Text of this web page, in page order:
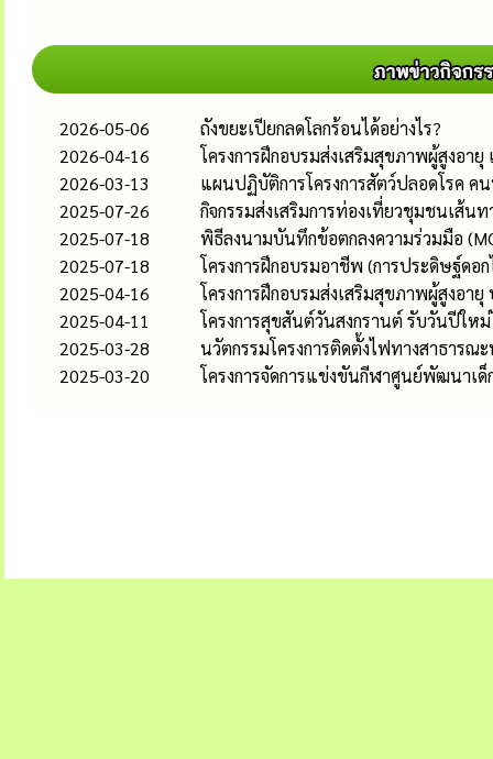
2026-05-06
ถังขยะเปียกลดโลกร้อนได้อย่างไร?
2026-04-16
โครงการฝึกอบรมส่งเสริมสุขภาพผู้สูงอ
2026-03-13
แผนปฏิบัติการโครงการสัตว์ปลอดโรค
2025-07-26
กิจกรรมส่งเสริมการท่องเที่ยวชุมชนเส้
2025-07-18
พิธีลงนามบันทึกข้อตกลงความร่วมมือ
2025-07-18
โครงการฝึกอบรมอาชีพ (การประดิษฐ์ดอ
2025-04-16
โครงการฝึกอบรมส่งเสริมสุขภาพผู้สูงอา
2025-04-11
โครงการสุขสันต์วันสงกรานต์ รับวันปีให
2025-03-28
นวัตกรรมโครงการติดตั้งไฟทางสาธารณ
2025-03-20
โครงการจัดการแข่งขันกีฬาศูนย์พัฒนาเ